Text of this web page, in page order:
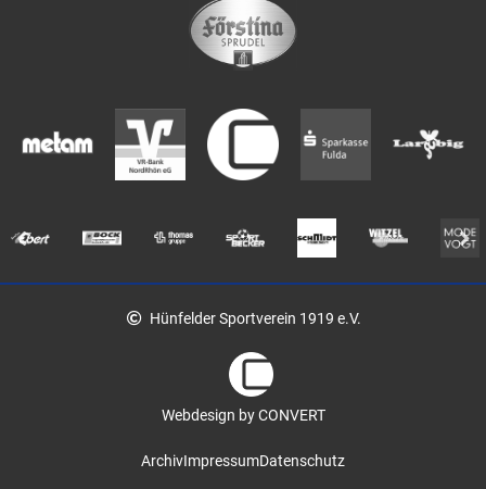
Hünfelder Sportverein 1919 e.V.
Webdesign by CONVERT
ArchivImpressumDatenschutz